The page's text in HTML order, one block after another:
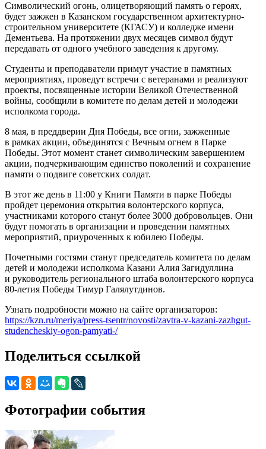
Символический огонь, олицетворяющий память о героях,
будет зажжен в Казанском государственном архитектурно-
строительном университете (КГАСУ) и колледже имени
Дементьева. На протяжении двух месяцев символ будут
передавать от одного учебного заведения к другому.
Студенты и преподаватели примут участие в памятных
мероприятиях, проведут встречи с ветеранами и реализуют
проекты, посвященные истории Великой Отечественной
войны, сообщили в комитете по делам детей и молодежи
исполкома города.
8 мая, в преддверии Дня Победы, все огни, зажженные
в рамках акции, объединятся с Вечным огнем в Парке
Победы. Этот момент станет символическим завершением
акции, подчеркивающим единство поколений и сохранение
памяти о подвиге советских солдат.
В этот же день в 11:00 у Книги Памяти в парке Победы
пройдет церемония открытия волонтерского корпуса,
участниками которого станут более 3000 добровольцев. Они
будут помогать в организации и проведении памятных
мероприятий, приуроченных к юбилею Победы.
Почетными гостями станут председатель комитета по делам
детей и молодежи исполкома Казани Алия Загидуллина
и руководитель регионального штаба волонтерского корпуса
80-летия Победы Тимур Галялутдинов.
Узнать подробности можно на сайте организаторов:
https://kzn.ru/meriya/press-tsentr/novosti/zavtra-v-kazani-zazhgut-
studencheskiy-ogon-pamyati-/
Поделиться ссылкой
Фотографии события